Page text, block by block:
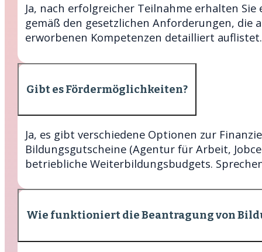
Ja, nach erfolgreicher Teilnahme erhalten
gemäß den gesetzlichen Anforderungen, die
erworbenen Kompetenzen detailliert auflistet.
Gibt es Fördermöglichkeiten?
Ja, es gibt verschiedene Optionen zur
Bildungsgutscheine (Agentur für Arbeit,
betriebliche Weiterbildungsbudgets.
Wie funktioniert die Beantragung von